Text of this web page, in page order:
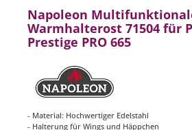
Napoleon
Warmhalterost 71504 für
Prestige PRO 665
- Material: Hochwertiger Edelstahl
- Halterung für Wings und Häppchen